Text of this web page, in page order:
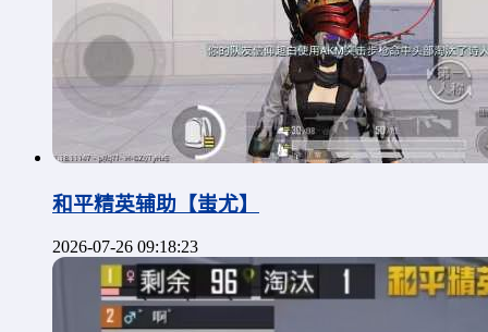
和平精英辅助【蚩尤】
2026-07-26 09:18:23